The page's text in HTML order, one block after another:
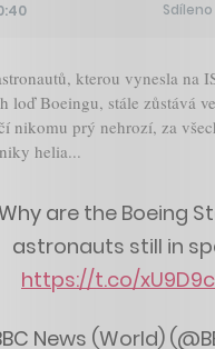
kterou vynesla na
loď Boeingu, stále zůstává
nikomu prý nehrozí, za
helia...
are the Boeing
astronauts still in
https://t.co/
News (World)